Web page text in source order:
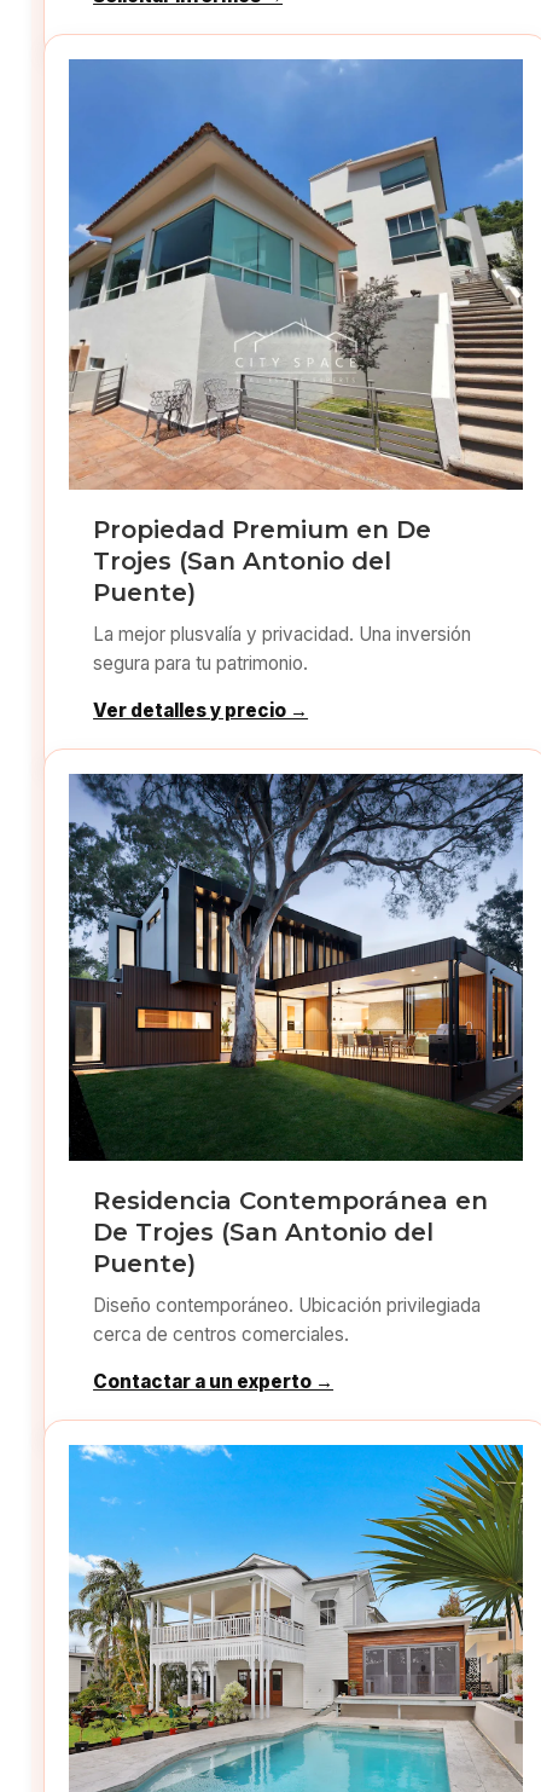
Propiedad Premium en De
Trojes (San Antonio del
Puente)
La mejor plusvalía y privacidad. Una inversión
segura para tu patrimonio.
Ver detalles y precio →
Residencia Contemporánea en
De Trojes (San Antonio del
Puente)
Diseño contemporáneo. Ubicación privilegiada
cerca de centros comerciales.
Contactar a un experto →